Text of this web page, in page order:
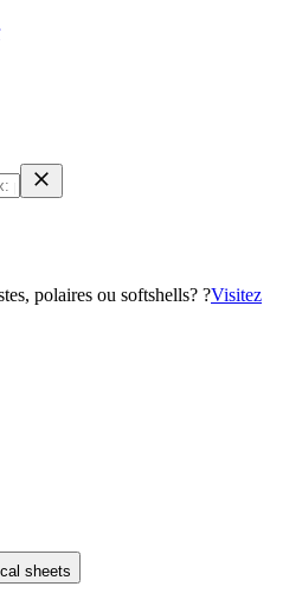
polaires ou softshells? ?Visitez
sheets